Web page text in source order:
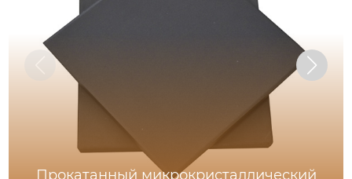
Прокатанный микрокристаллический